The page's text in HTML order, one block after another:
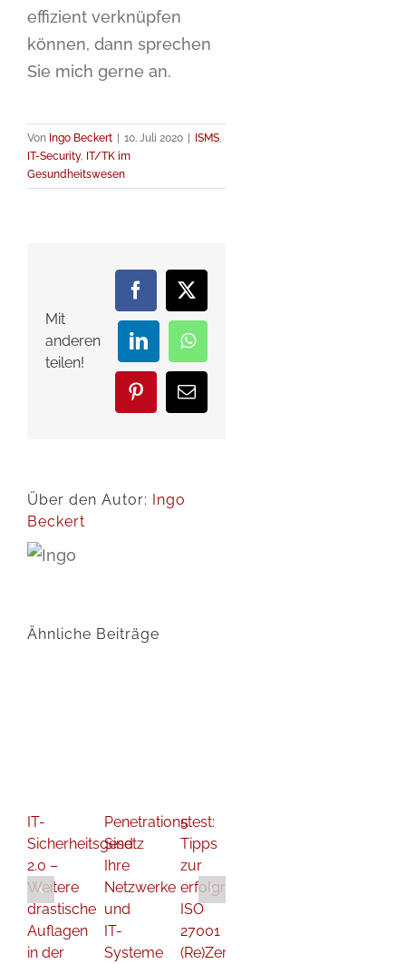
effizient verknüpfen
können, dann sprechen
Sie mich gerne an.
Von Ingo Beckert 10. Juli 2020 ISMS,
IT-Security, IT/TK im
Gesundheitswesen
Mit
anderen
teilen!
Facebook
X
LinkedInWhatsApp
Pinterest
E-
Mail
Über den Autor: Ingo
Beckert
Ähnliche Beiträge
IT-
Sicherheitsgesetz
2.0 –
Weitere
drastische
Auflagen
in der
Penetrationstest:
Sind
Ihre
Netzwerke
und
IT-
Systeme
5
Tipps
zur
erfolgreichen
ISO
27001
(Re)Zertifizierung